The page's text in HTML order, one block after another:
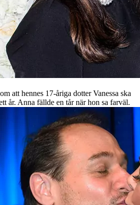
att hennes 17-åriga dotter Vanessa ska
år. Anna fällde en tår när hon sa farväl.